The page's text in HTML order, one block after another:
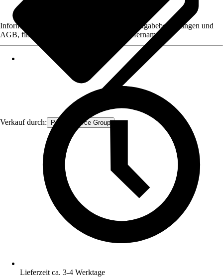
Verkauf durch: Procommerce Group
Informationen des Verkäufers, wie z. B. Rückgabebedingungen und
AGB, finden Sie bei Klick auf den Verkäufernamen.
Lieferzeit ca. 3-4 Werktage